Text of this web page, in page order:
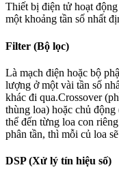
Thiết bị điện tử hoạt
một khoảng tần số nhất
Filter (Bộ lọc)
Là mạch điện hoặc bộ
lượng ở một vài tần số
khác đi qua.Crossover
thùng loa) hoặc chủ
thể đến từng loa con
phân tần, thì mỗi củ loa
DSP (Xử lý tín hiệu số)